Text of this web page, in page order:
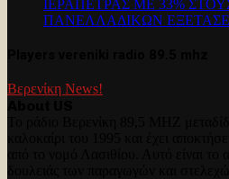
ΙΕΡΑΠΕΤΡΑΣ ΜΕ 33%
ΠΑΝΕΛΛΑΔΙΚΩΝ
Βερενίκη News!